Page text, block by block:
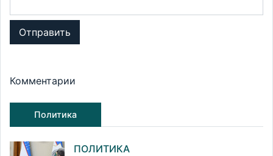
Отправить
Комментарии
Политика
ПОЛИТИКА